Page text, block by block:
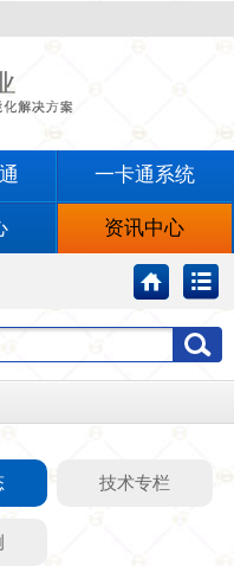
一卡通系统
资讯中心
技术专栏